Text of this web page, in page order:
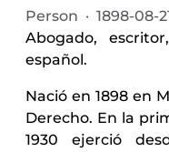
Person · 1898-08-
Abogado,
español.
Nació en 1898 en
Derecho. En la
1930 ejerció